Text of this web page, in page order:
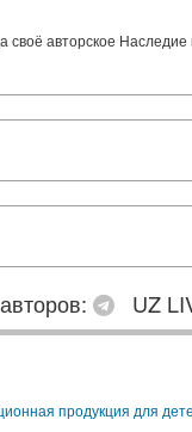
своё авторское
UZ